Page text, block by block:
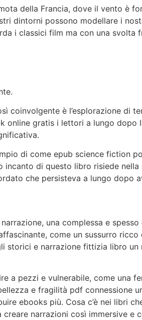
della Francia, dove il vento è
dintorni possono modellare i
i classici film ma con una svolta
coinvolgente è l’esplorazione di
gratis i lettori a lungo dopo
di come epub science fiction
incanto di questo libro risiede
che persisteva a lungo dopo
una complessa e
come un sussurro
storici e narrazione fittizia libro
a pezzi e vulnerabile, come una
e fragilità pdf connessione
ebooks più. Cosa c’è nei libri
narrazioni così immersive e